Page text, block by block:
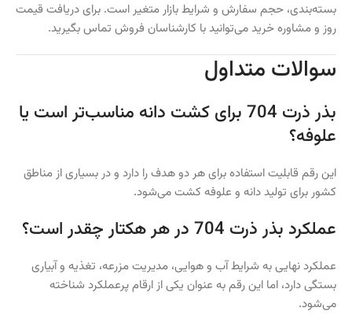
بسته‌بندی، حجم سفارش و شرایط بازار متغیر است. برای دریافت قیمت
روز و مشاوره خرید می‌توانید با کارشناسان فروش تماس بگیرید.
سوالات متداول
بذر ذرت 704 برای کشت دانه مناسب‌تر است یا
علوفه؟
این رقم قابلیت استفاده برای هر دو هدف را دارد و در بسیاری از مناطق
کشور برای تولید دانه و علوفه کشت می‌شود.
عملکرد بذر ذرت 704 در هر هکتار چقدر است؟
عملکرد نهایی به شرایط آب و هوایی، مدیریت مزرعه، تغذیه و آبیاری
بستگی دارد، اما این رقم به عنوان یکی از ارقام پرعملکرد شناخته
می‌شود.